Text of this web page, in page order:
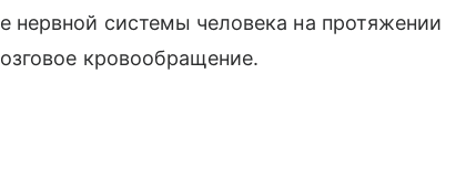
нервной системы человека на протяжении
кровообращение.